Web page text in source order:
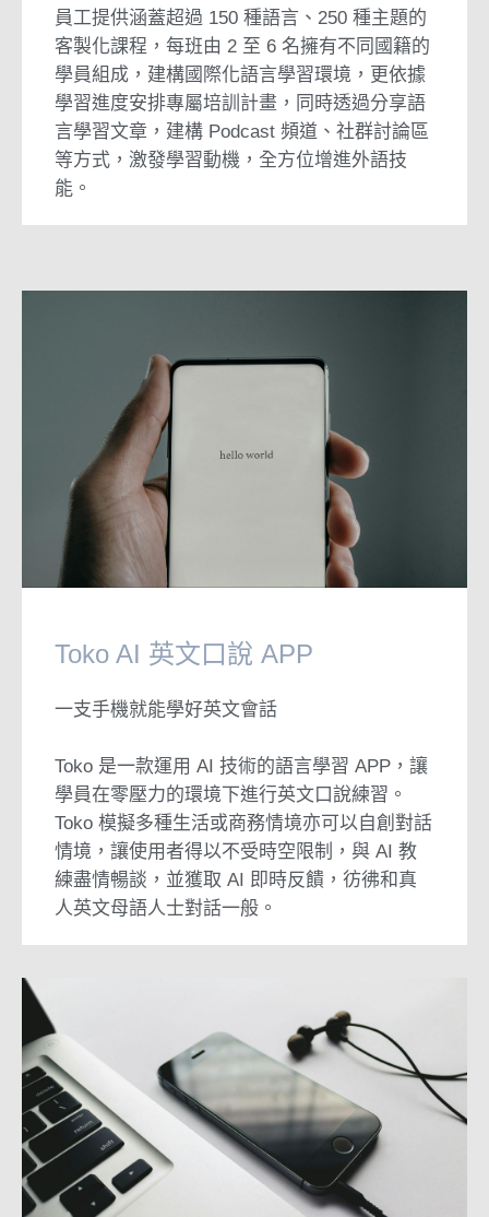
員工提供涵蓋超過 150 種語言、250 種主題的
客製化課程，每班由 2 至 6 名擁有不同國籍的
學員組成，建構國際化語言學習環境，更依據
學習進度安排專屬培訓計畫，同時透過分享語
言學習文章，建構 Podcast 頻道、社群討論區
等方式，激發學習動機，全方位增進外語技
能。
Toko AI 英文口說 APP
一支手機就能學好英文會話
Toko 是一款運用 AI 技術的語言學習 APP，讓
學員在零壓力的環境下進行英文口說練習。
Toko 模擬多種生活或商務情境亦可以自創對話
情境，讓使用者得以不受時空限制，與 AI 教
練盡情暢談，並獲取 AI 即時反饋，彷彿和真
人英文母語人士對話一般。